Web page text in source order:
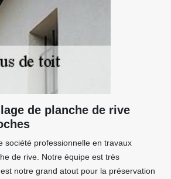
de planche de rive
société professionnelle en travaux
de rive. Notre équipe est très
notre grand atout pour la préservation